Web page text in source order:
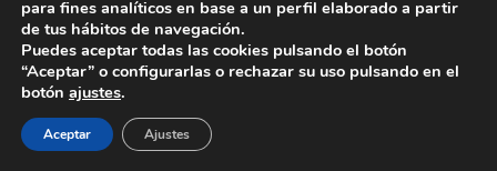
María Alonso Lobato
Materiales y técnicas pictóricas (III): El blanco de
plomo
Materiales y técnicas pictóricas (II): La azurita
para fines analíticos en base a un perfil elaborado a partir
de tus hábitos de navegación.
Puedes aceptar todas las cookies pulsando el botón
“Aceptar” o configurarlas o rechazar su uso pulsando en el
botón ajustes.
Aceptar Ajustes